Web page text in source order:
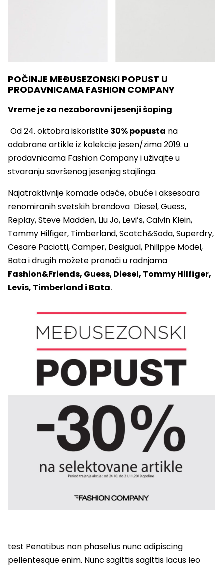
POČINJE MEĐUSEZONSKI POPUST U
PRODAVNICAMA FASHION COMPANY
Vreme je za nezaboravni jesenji šoping
Od 24. oktobra iskoristite 30% popusta na
odabrane artikle iz kolekcije jesen/zima 2019. u
prodavnicama Fashion Company i uživajte u
stvaranju savršenog jesenjeg stajlinga.
Najatraktivnije komade odeće, obuće i aksesoara
renomiranih svetskih brendova Diesel, Guess,
Replay, Steve Madden, Liu Jo, Levi’s, Calvin Klein,
Tommy Hilfiger, Timberland, Scotch&Soda, Superdry,
Cesare Paciotti, Camper, Desigual, Philippe Model,
Bata i drugih možete pronaći u radnjama
Fashion&Friends, Guess, Diesel, Tommy Hilfiger,
Levis, Timberland i Bata.
test Penatibus non phasellus nunc adipiscing
pellentesque enim. Nunc sagittis sagittis lacus leo